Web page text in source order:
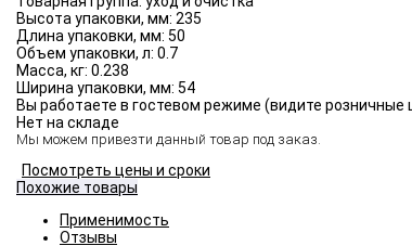
Высота упаковки, мм: 235
Длина упаковки, мм: 50
Объем упаковки, л: 0.7
Масса, кг: 0.238
Ширина упаковки, мм: 54
Вы работаете в гостевом режиме (видите
Нет на складе
Мы можем привезти данный товар под заказ.
Посмотреть цены и сроки
Похожие товары
Применимость
Отзывы